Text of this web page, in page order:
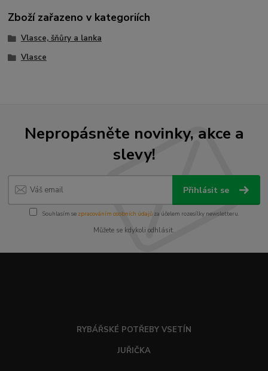
Zboží zařazeno v kategoriích
Vlasce, šňůry a lanka
Vlasce
Nepropásněte novinky, akce a
slevy!
Přihlásit se
Souhlasím se zpracováním osobních údajůza účelem rozesílky newsletteru.
Můžete se kdykoli odhlásit.
RYBÁŘSKÉ POTŘEBY VSETÍN
JUŘIČKA